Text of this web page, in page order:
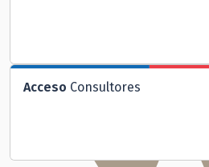
Acceso Consultores